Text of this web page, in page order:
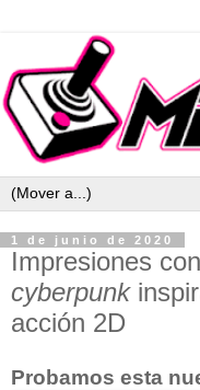
1 de junio de 2020
Impresiones con
cyberpunk
acción 2D
Probamos esta